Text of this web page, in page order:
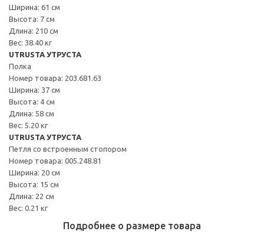
Ширина: 61 см
Высота: 7 см
Длина: 210 см
Вес: 38.40 кг
UTRUSTA УТРУСТА
Полка
Номер товара: 203.681.63
Ширина: 37 см
Высота: 4 см
Длина: 58 см
Вес: 5.20 кг
UTRUSTA УТРУСТА
Петля со встроенным стопором
Номер товара: 005.248.81
Ширина: 20 см
Высота: 15 см
Длина: 22 см
Вес: 0.21 кг
Подробнее о размере товара